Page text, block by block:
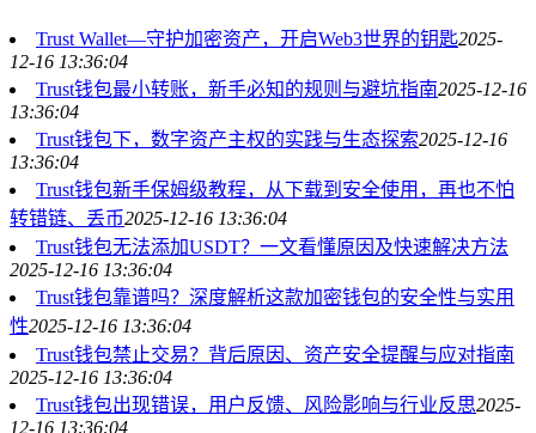
Trust Wallet—守护加密资产，开启Web3世界的钥匙2025-
12-16 13:36:04
Trust钱包最小转账，新手必知的规则与避坑指南2025-12-16
13:36:04
Trust钱包下，数字资产主权的实践与生态探索2025-12-16
13:36:04
Trust钱包新手保姆级教程，从下载到安全使用，再也不怕
转错链、丢币2025-12-16 13:36:04
Trust钱包无法添加USDT？一文看懂原因及快速解决方法
2025-12-16 13:36:04
Trust钱包靠谱吗？深度解析这款加密钱包的安全性与实用
性2025-12-16 13:36:04
Trust钱包禁止交易？背后原因、资产安全提醒与应对指南
2025-12-16 13:36:04
Trust钱包出现错误，用户反馈、风险影响与行业反思2025-
12-16 13:36:04